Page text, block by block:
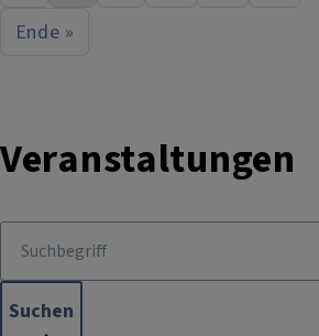
Last page
Ende »
Veranstaltungen